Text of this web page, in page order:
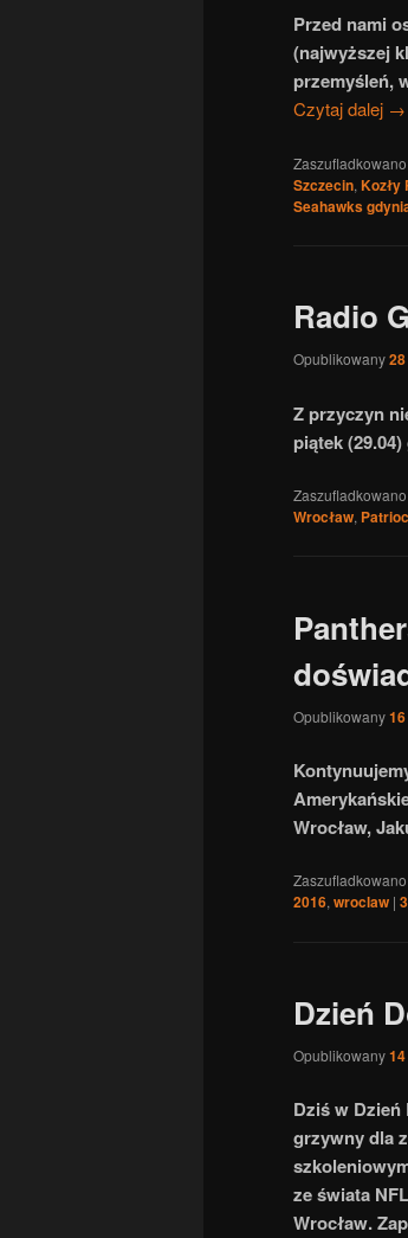
Przed nami
(najwyższej
przemyśleń,
Czytaj dalej →
Szczecin, Kozły
Seahawks
Radio
Opublikowany
Z przyczyn
piątek
Wrocław,
Opublikowany
Wrocław,
2016, wroclaw |
Dzień
Opublikowany
Dziś w
grzywny dla
ze świata
Wrocław.